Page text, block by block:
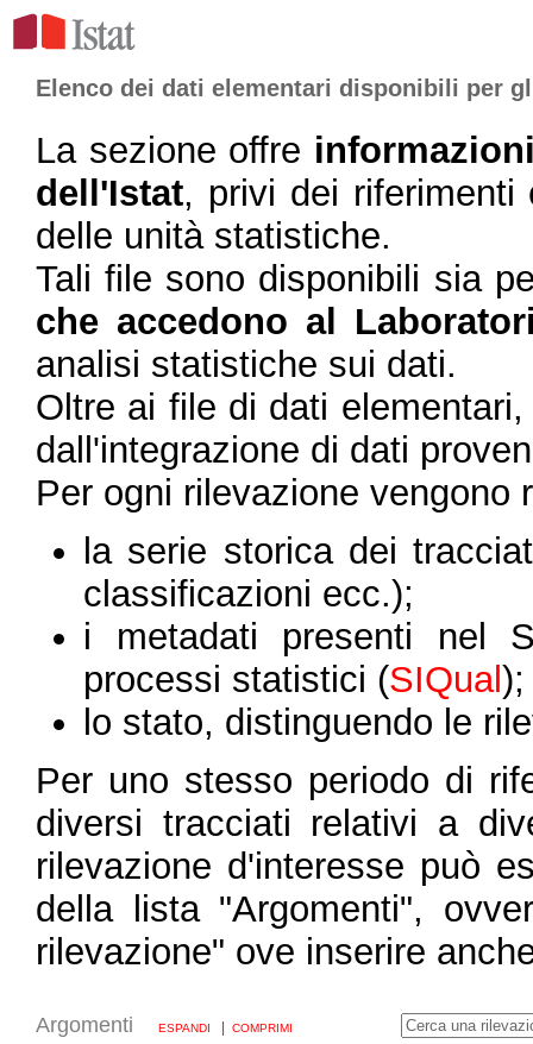
Elenco dei dati elementari disponibili per
La sezione offre
dell'Istat, privi dei riferimenti
delle unità statistiche.
Tali file sono disponibili sia
che accedono al
analisi statistiche sui dati.
Oltre ai file di dati
dall'integrazione di dati
Per ogni rilevazione vengono
la serie storica dei
classificazioni ecc.);
i metadati presenti nel
processi statistici (SIQual);
lo stato, distinguendo le
Per uno stesso periodo di
diversi tracciati relativi a
rilevazione d'interesse può
della lista "Argomenti",
rilevazione" ove inserire
Argomenti ESPANDI COMPRIMI